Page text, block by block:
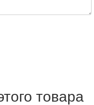
товара